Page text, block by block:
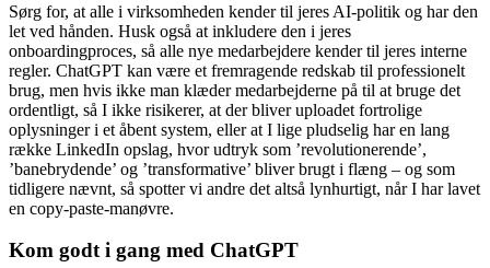
Sørg for, at alle i virksomheden kender til jeres AI-politik og har den
let ved hånden. Husk også at inkludere den i jeres
onboardingproces, så alle nye medarbejdere kender til jeres interne
regler. ChatGPT kan være et fremragende redskab til professionelt
brug, men hvis ikke man klæder medarbejderne på til at bruge det
ordentligt, så I ikke risikerer, at der bliver uploadet fortrolige
oplysninger i et åbent system, eller at I lige pludselig har en lang
række LinkedIn opslag, hvor udtryk som ’revolutionerende’,
’banebrydende’ og ’transformative’ bliver brugt i flæng – og som
tidligere nævnt, så spotter vi andre det altså lynhurtigt, når I har lavet
en copy-paste-manøvre.
Kom godt i gang med ChatGPT